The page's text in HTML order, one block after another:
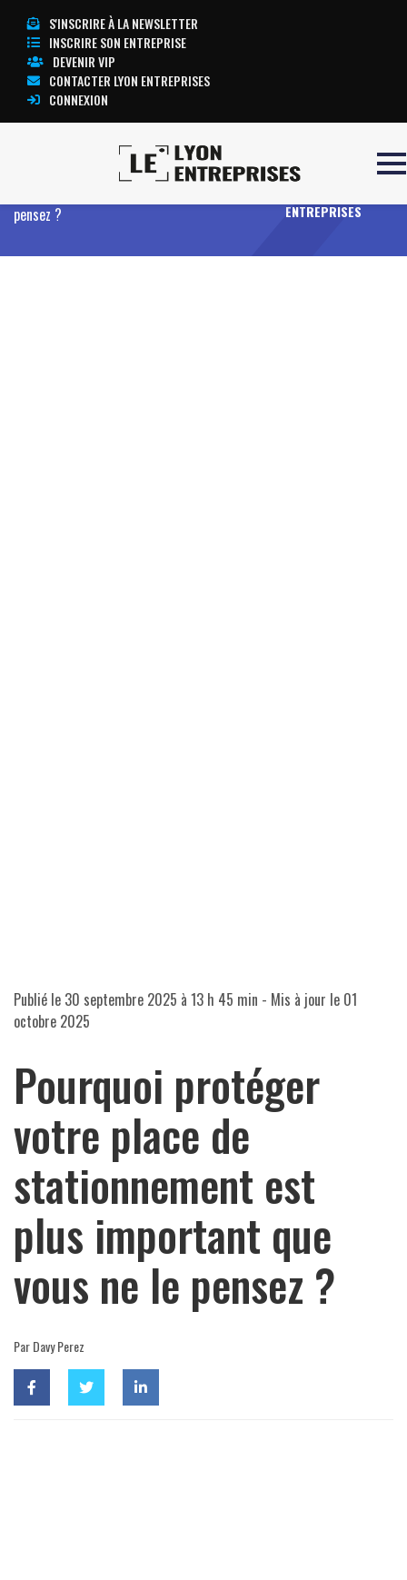
S'INSCRIRE À LA NEWSLETTER
INSCRIRE SON ENTREPRISE
DEVENIR VIP
CONTACTER LYON ENTREPRISES
CONNEXION
Pourquoi protéger votre place de
pensez ?
TOUTE
ENTREPRISES
Publié le 30 septembre 2025 à 13 h 45 min - Mis à jour le 01
octobre 2025
Pourquoi protéger
votre place de
stationnement est
plus important que
vous ne le pensez ?
Par Davy Perez